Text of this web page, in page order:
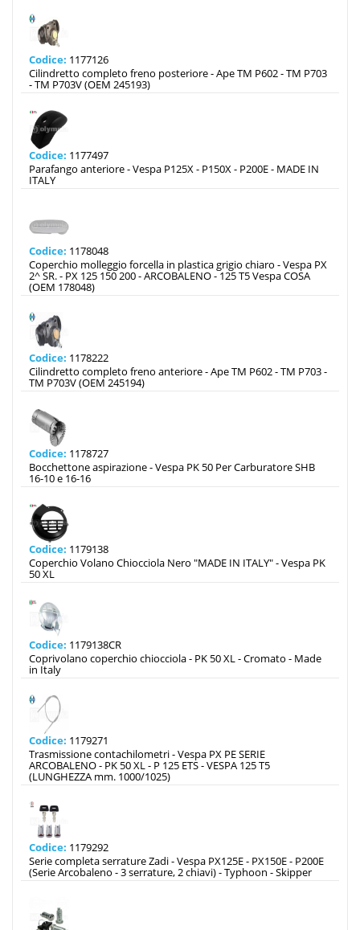
Codice: 1177126
Cilindretto completo freno posteriore - Ape TM P602 - TM P703
- TM P703V (OEM 245193)
Codice: 1177497
Parafango anteriore - Vespa P125X - P150X - P200E - MADE IN
ITALY
Codice: 1178048
Coperchio molleggio forcella in plastica grigio chiaro - Vespa PX
2^ SR. - PX 125 150 200 - ARCOBALENO - 125 T5 Vespa COSA
(OEM 178048)
Codice: 1178222
Cilindretto completo freno anteriore - Ape TM P602 - TM P703 -
TM P703V (OEM 245194)
Codice: 1178727
Bocchettone aspirazione - Vespa PK 50 Per Carburatore SHB
16-10 e 16-16
Codice: 1179138
Coperchio Volano Chiocciola Nero "MADE IN ITALY" - Vespa PK
50 XL
Codice: 1179138CR
Coprivolano coperchio chiocciola - PK 50 XL - Cromato - Made
in Italy
Codice: 1179271
Trasmissione contachilometri - Vespa PX PE SERIE
ARCOBALENO - PK 50 XL - P 125 ETS - VESPA 125 T5
(LUNGHEZZA mm. 1000/1025)
Codice: 1179292
Serie completa serrature Zadi - Vespa PX125E - PX150E - P200E
(Serie Arcobaleno - 3 serrature, 2 chiavi) - Typhoon - Skipper